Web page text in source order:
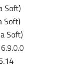
Soft)
Soft)
Soft)